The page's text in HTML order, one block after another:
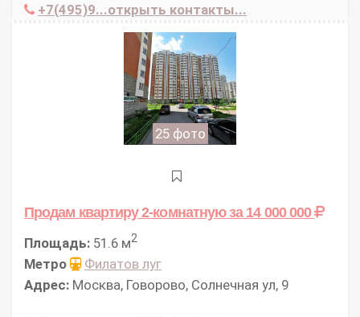
+7(495)9...открыть контакты...
25 фото
Продам квартиру 2-комнатнуюза 14 000 000
Площадь: 51.6 м2
Метро
Филатов луг
Адрес: Москва, Говорово, Солнечная ул, 9